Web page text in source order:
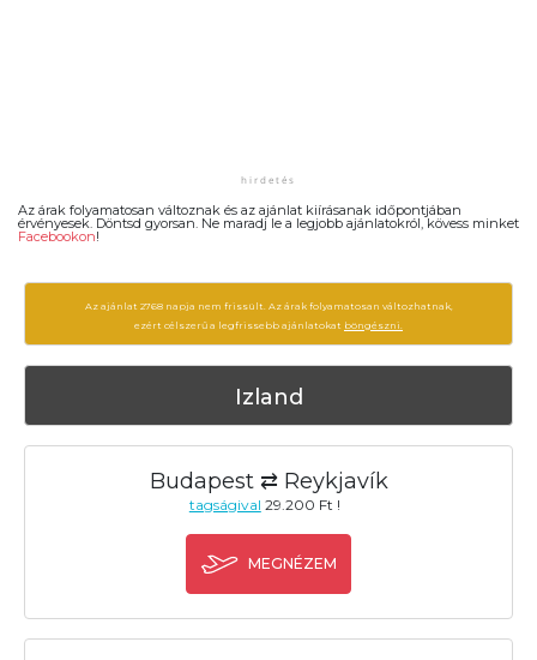
Az árak folyamatosan változnak és az ajánlat kiírásanak időpontjában
érvényesek. Döntsd gyorsan. Ne maradj le a legjobb ajánlatokról, kövess minket
Facebookon!
Az ajánlat 2768 napja nem frissült. Az árak folyamatosan változhatnak,
ezért célszerű a legfrissebb ajánlatokat böngészni.
Izland
Budapest ⇄ Reykjavík
tagságival 29.200 Ft !
MEGNÉZEM